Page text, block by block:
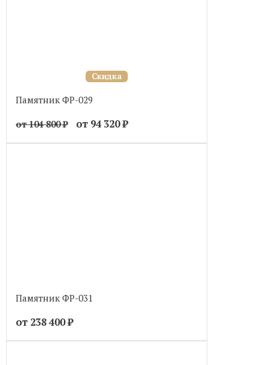
Скидка
Памятник ФР-029
от 104 800₽ от 94 320₽
Памятник ФР-031
от 238 400₽